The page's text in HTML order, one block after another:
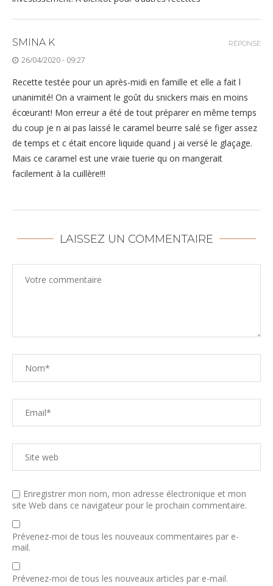
SMINA K
26/04/2020 - 09:27
Recette testée pour un après-midi en famille et elle a fait l
unanimité! On a vraiment le goût du snickers mais en moins
écœurant! Mon erreur a été de tout préparer en même temps
du coup je n ai pas laissé le caramel beurre salé se figer assez
de temps et c était encore liquide quand j ai versé le glaçage.
Mais ce caramel est une vraie tuerie qu on mangerait
facilement à la cuillère!!!
RÉPONSE
LAISSEZ UN COMMENTAIRE
Enregistrer mon nom, mon adresse électronique et mon
site Web dans ce navigateur pour le prochain commentaire.
Prévenez-moi de tous les nouveaux commentaires par e-
mail.
Prévenez-moi de tous les nouveaux articles par e-mail.